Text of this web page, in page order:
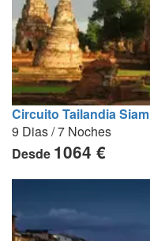
Circuito Tailandia Siam
9 Dias / 7 Noches
Desde 1064 €